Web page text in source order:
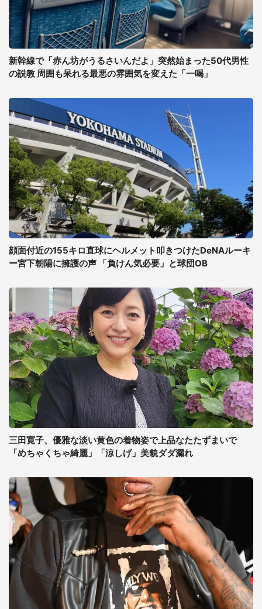
新幹線で「赤ん坊がうるさいんだよ」突然始まった50代男性
の説教 周囲も呆れる最悪の雰囲気を変えた「一喝」
顔面付近の155キロ直球にヘルメット叩きつけたDeNAルーキ
ー宮下朝陽に擁護の声 「負けん気必要」と球団OB
三田寛子、優雅な淡い黄色の着物姿で上品なたたずまいで
「めちゃくちゃ綺麗」「涼しげ」美貌ダダ漏れ